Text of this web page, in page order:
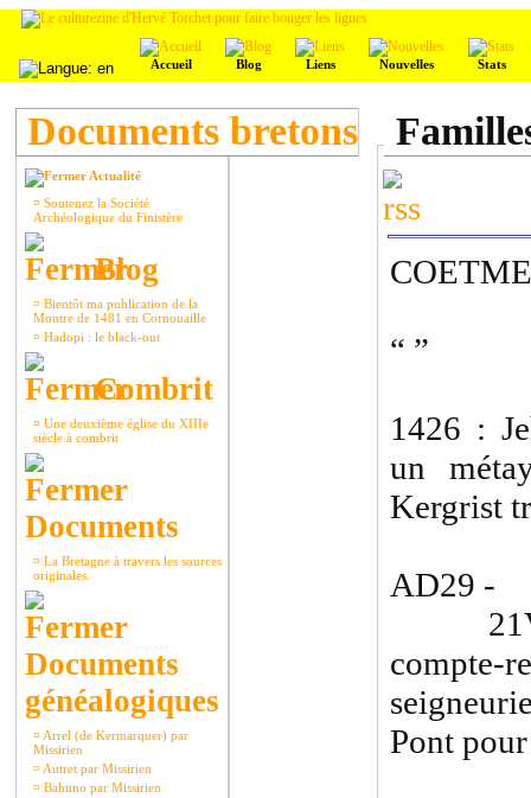
Accueil Blog Liens Nouvelles Stats
Documents bretons
Actualité
¤ Soutenez la Société
Archéologique du Finistère
Blog
¤ Bientôt ma publication de la
Montre de 1481 en Cornouaille
¤ Hadopi : le black-out
Combrit
¤ Une deuxième église du XIIIe
siècle à combrit
Documents
¤ La Bretagne à travers les sources
originales.
Documents
généalogiques
¤ Arrel (de Kermarquer) par
Missirien
¤ Autret par Missirien
¤ Bahuno par Missirien
“ ”
1426 :
un
Kergrist
AD29 -
Pont